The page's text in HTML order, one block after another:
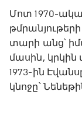
Մոտ 1970-
տարի անց՝
մասին, կրկին
1973-ին
կնոջը՝